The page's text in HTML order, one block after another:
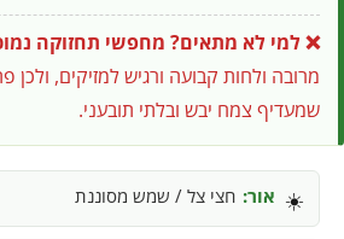
❌ למי לא מתאים? מחפשי תחזוקה
מרובה ולחות קבועה ורגיש למזיקים, ולכן
שמעדיף צמח יבש ובלתי תובעני.
☀️ אור: חצי צל / שמש מסוננת